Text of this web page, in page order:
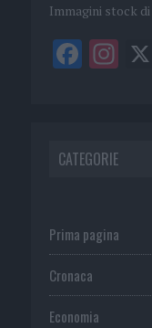
Immagini stock di
CATEGORIE
Prima pagina
Cronaca
Economia